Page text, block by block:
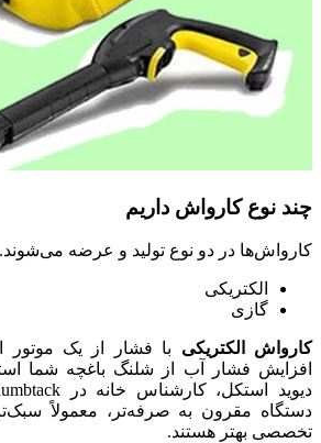
چند نوع کارواش داریم
کارواش‌ها در دو نوع تولید و عرضه می‌شوند.
الکتریکی
گازی
کارواش الکتریکی با فشار از یک موتور
افزایش فشار آب از شلنگ باغچه شما
دستگاه مقرون به صرفه‌تر، معمولاً
تخصصی بهتر هستند.